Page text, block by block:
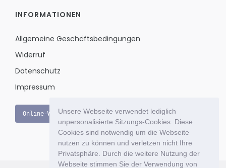
Unsere Webseite verwendet lediglich
unpersonalisierte Sitzungs-Cookies. Diese
Cookies sind notwendig um die Webseite
nutzen zu können und verletzen nicht Ihre
Privatsphäre. Durch die weitere Nutzung der
Webseite stimmen Sie der Verwendung von
INFORMATIONEN
Allgemeine Geschäftsbedingungen
Widerruf
Datenschutz
Impressum
Online-Widerruf